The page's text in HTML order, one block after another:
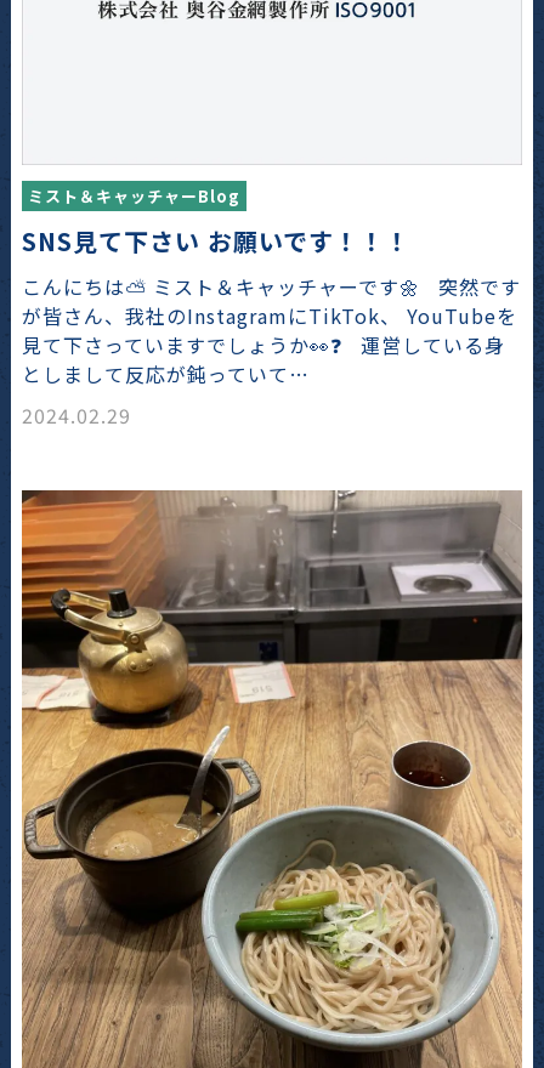
ミスト＆キャッチャーBlog
SNS見て下さい お願いです！！！
こんにちは⛅ ミスト＆キャッチャーです🌼 突然です
が皆さん、我社のInstagramにTikTok、 YouTubeを
見て下さっていますでしょうか👀❓ 運営している身
としまして反応が鈍っていて…
2024.02.29